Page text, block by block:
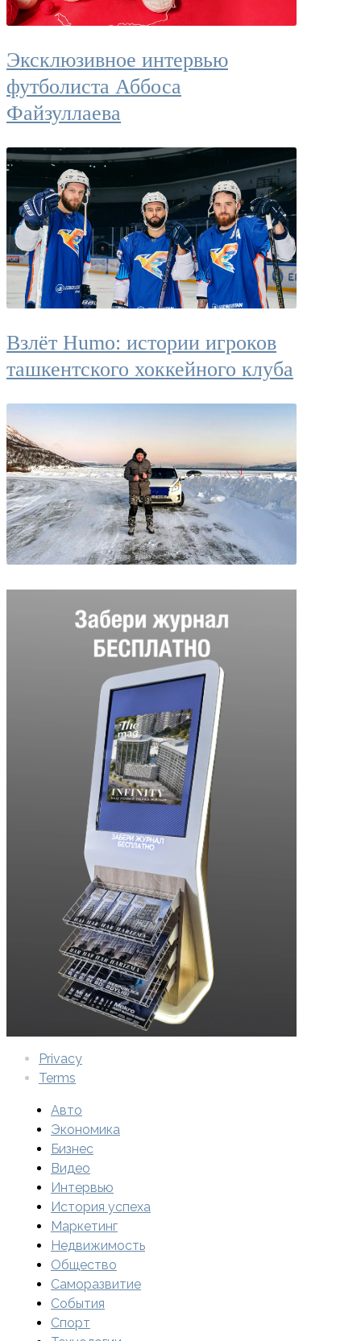
Эксклюзивное интервью
футболиста Аббоса
Файзуллаева
Взлёт Humo: истории игроков
ташкентского хоккейного клуба
узбекистанец устроил автотур
по Европе
Privacy
Terms
Авто
Экономика
Бизнес
Видео
Интервью
История успеха
Маркетинг
Недвижимость
Общество
Саморазвитие
События
Спорт